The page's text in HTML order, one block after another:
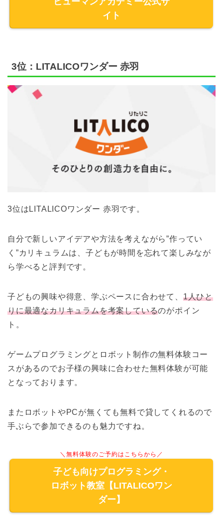
イト
3位：LITALICOワンダー 赤羽
3位はLITALICOワンダー 赤羽です。
自分で新しいアイデアや方法を考えながら”作ってい
く”カリキュラムは、子どもが時間を忘れて楽しみなが
ら学べると評判です。
子どもの興味や得意、学ぶペースに合わせて、 1人ひと
りに最適なカリキュラムを考案しているのがポイン
ト。
ゲームプログラミングとロボット制作の無料体験コー
スがあるのでお子様の興味に合わせた無料体験が可能
となっております。
またロボットやPCが無くても無料で貸してくれるので
手ぶらで参加できるのも魅力ですね。
＼無料体験のご予約はこちらから／
子ども向けプログラミング・
ロボット教室【LITALICOワン
ダー】